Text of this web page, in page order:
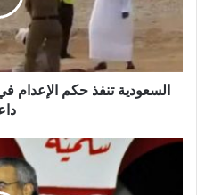
السعودية تنفذ حكم الإعدام